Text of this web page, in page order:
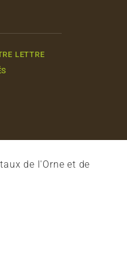
LETTRE
de l'Orne et de